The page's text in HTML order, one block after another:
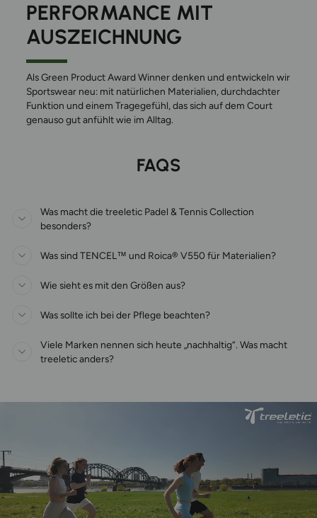
PERFORMANCE MIT
AUSZEICHNUNG
Als Green Product Award Winner denken und entwickeln wir
Sportswear neu: mit natürlichen Materialien, durchdachter
Funktion und einem Tragegefühl, das sich auf dem Court
genauso gut anfühlt wie im Alltag.
FAQS
Was macht die treeletic Padel & Tennis Collection
besonders?
Was sind TENCEL™ und Roica® V550 für Materialien?
Wie sieht es mit den Größen aus?
Was sollte ich bei der Pflege beachten?
Viele Marken nennen sich heute „nachhaltig“. Was macht
treeletic anders?